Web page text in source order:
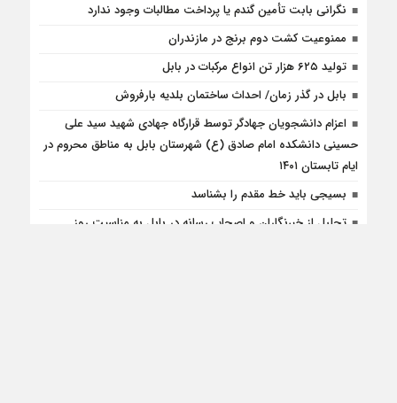
نگرانی بابت تأمین گندم یا پرداخت مطالبات وجود ندارد
ممنوعیت کشت دوم برنج در مازندران
تولید ۶۲۵ هزار تن انواع مرکبات در بابل
بابل در گذر زمان/ احداث ساختمان بلدیه بارفروش
اعزام دانشجویان جهادگر توسط قرارگاه جهادی شهید سید علی
حسینی دانشکده امام صادق (ع) شهرستان بابل به مناطق محروم در
ایام تابستان ۱۴۰۱
بسیجی باید خط مقدم را بشناسد
تجلیل از خبرنگاران و اصحاب رسانه در بابل به مناسبت روز